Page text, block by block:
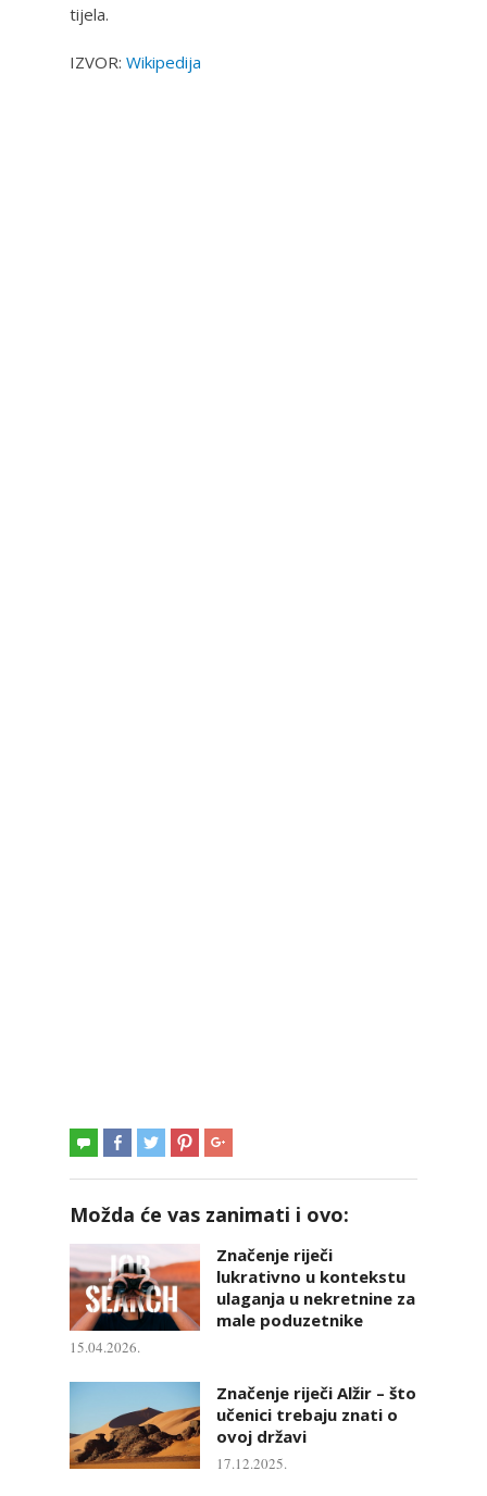
tijela.
IZVOR: Wikipedija
Možda će vas zanimati i ovo:
Značenje riječi
lukrativno u kontekstu
ulaganja u nekretnine za
male poduzetnike
15.04.2026.
Značenje riječi Alžir – što
učenici trebaju znati o
ovoj državi
17.12.2025.